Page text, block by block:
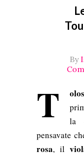
By
T
la
pensavate
rosa, il